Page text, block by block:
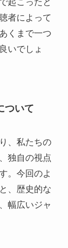
起こったと
者によって
くまで一つ
いでしょ
ついて
、私たちの
独自の視点
。今回のよ
、歴史的な
幅広いジャ